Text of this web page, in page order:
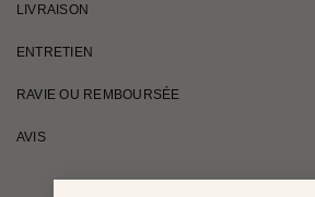
LIVRAISON
ENTRETIEN
RAVIE OU REMBOURSÉE
AVIS